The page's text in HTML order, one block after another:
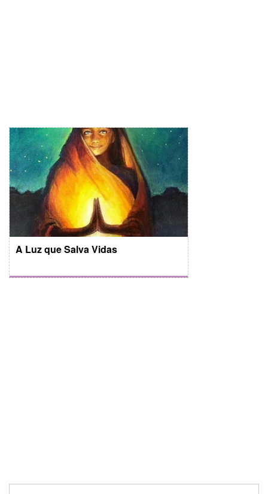
A Luz que Salva Vidas